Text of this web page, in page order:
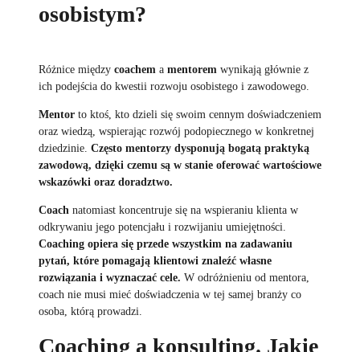
osobistym?
Różnice między coachem a mentorem wynikają głównie z
ich podejścia do kwestii rozwoju osobistego i zawodowego.
Mentor to ktoś, kto dzieli się swoim cennym doświadczeniem
oraz wiedzą, wspierając rozwój podopiecznego w konkretnej
dziedzinie. Często mentorzy dysponują bogatą praktyką
zawodową, dzięki czemu są w stanie oferować wartościowe
wskazówki oraz doradztwo.
Coach natomiast koncentruje się na wspieraniu klienta w
odkrywaniu jego potencjału i rozwijaniu umiejętności.
Coaching opiera się przede wszystkim na zadawaniu
pytań, które pomagają klientowi znaleźć własne
rozwiązania i wyznaczać cele. W odróżnieniu od mentora,
coach nie musi mieć doświadczenia w tej samej branży co
osoba, którą prowadzi.
Coaching a konsulting. Jakie